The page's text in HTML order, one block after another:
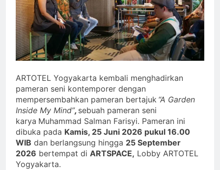
ARTOTEL Yogyakarta kembali menghadirkan
pameran seni kontemporer dengan
mempersembahkan pameran bertajuk “A Garden
Inside My Mind”, sebuah pameran seni
karya Muhammad Salman Farisyi. Pameran ini
dibuka pada Kamis, 25 Juni 2026 pukul 16.00
WIB dan berlangsung hingga 25 September
2026 bertempat di ARTSPACE, Lobby ARTOTEL
Yogyakarta.